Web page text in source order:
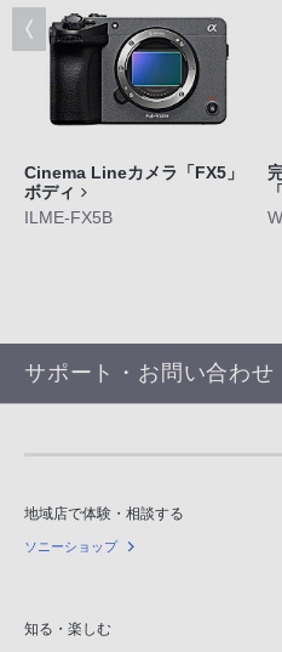
Cinema Lineカメラ「FX5」
ボディ
ILME-FX5B
サポート・お問い合わせ
地域店で体験・相談する
ソニーショップ
知る・楽しむ